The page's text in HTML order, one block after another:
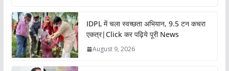
IDPL में चला स्वच्छता अभियान, 9.5 टन कचरा
एकत्र|Click कर पढ़िये पूरी News
August 9, 2026